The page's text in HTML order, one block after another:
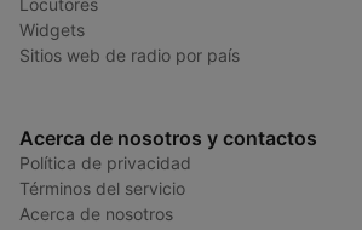
Locutores
Widgets
Sitios web de radio por país
Acerca de nosotros y contactos
Política de privacidad
Términos del servicio
Acerca de nosotros